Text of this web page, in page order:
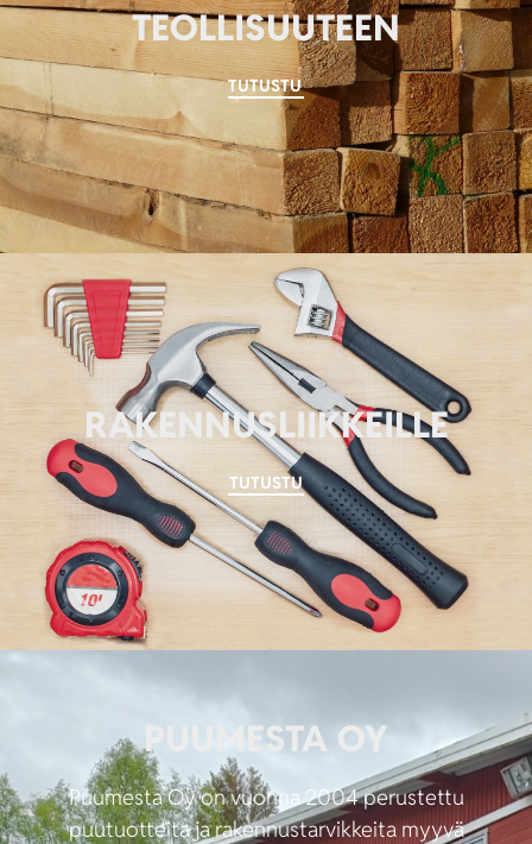
TEOLLISUUTEEN
TUTUSTU
RAKENNUSLIIKKEILLE
TUTUSTU
PUUMESTA OY
Puumesta Oy on vuonna 2004 perustettu
puutuotteita ja rakennustarvikkeita myyvä